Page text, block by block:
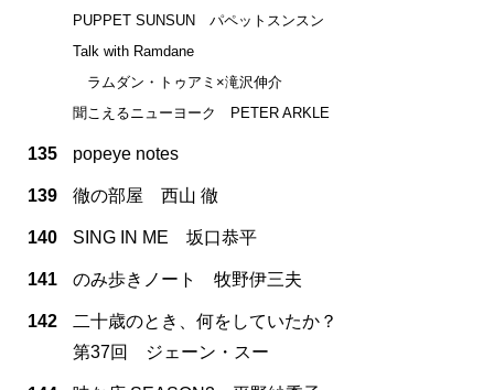
PUPPET SUNSUN パペットスンスン
Talk with Ramdane
ラムダン・トゥアミ×滝沢伸介
聞こえるニューヨーク PETER ARKLE
135 popeye notes
139 徹の部屋 西山 徹
140 SING IN ME 坂口恭平
141 のみ歩きノート 牧野伊三夫
142
二十歳のとき、何をしていたか？
第37回 ジェーン・スー